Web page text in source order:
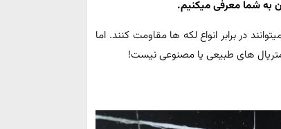
به شما معرفی میکنیم.
در برابر انواع لکه ها مقاومت کنند. اما
های طبیعی یا مصنوعی نیست!